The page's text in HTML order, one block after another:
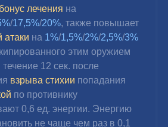
бонус лечения на
/17,5%/20%, также повышает
атаки на 1%/1,5%/2%/2,5%/3%
этим оружием
12 сек. после
взрыва стихии попадания
по противнику
0,6 ед. энергии. Энергию
не чаще чем раз в 0,1